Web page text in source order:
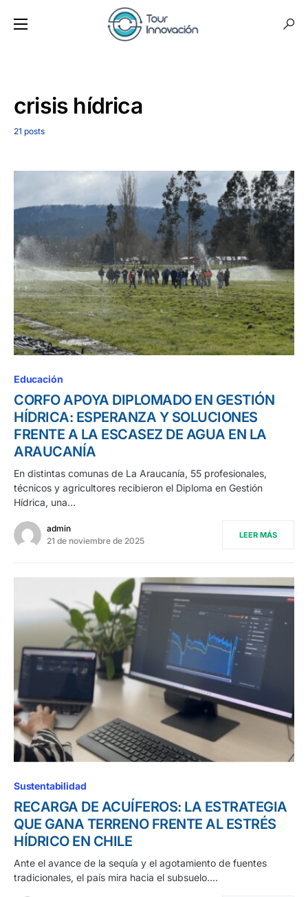
crisis hídrica
21 posts
Educación
CORFO APOYA DIPLOMADO EN GESTIÓN
HÍDRICA: ESPERANZA Y SOLUCIONES
FRENTE A LA ESCASEZ DE AGUA EN LA
ARAUCANÍA
En distintas comunas de La Araucanía, 55 profesionales,
técnicos y agricultores recibieron el Diploma en Gestión
Hídrica, una…
admin
21 de noviembre de 2025
LEER MÁS
Sustentabilidad
RECARGA DE ACUÍFEROS: LA ESTRATEGIA
QUE GANA TERRENO FRENTE AL ESTRÉS
HÍDRICO EN CHILE
Ante el avance de la sequía y el agotamiento de fuentes
tradicionales, el país mira hacia el subsuelo.…